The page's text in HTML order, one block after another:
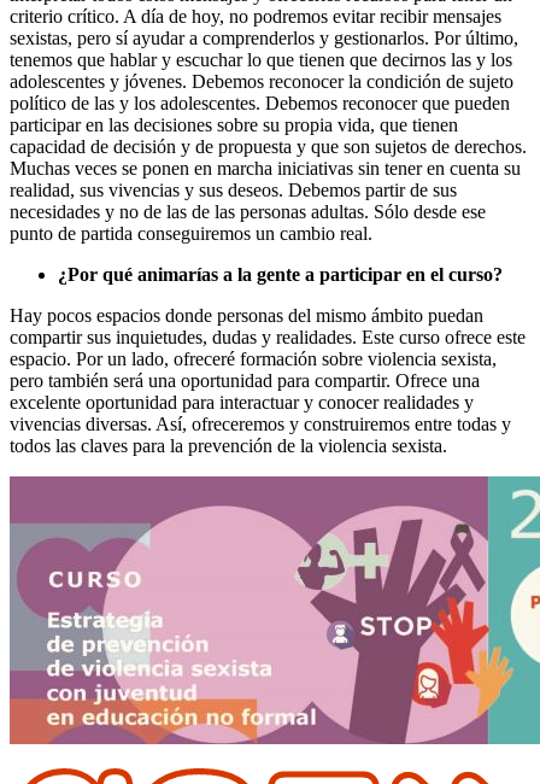
criterio crítico. A día de hoy, no podremos evitar recibir mensajes
sexistas, pero sí ayudar a comprenderlos y gestionarlos. Por último,
tenemos que hablar y escuchar lo que tienen que decirnos las y los
adolescentes y jóvenes. Debemos reconocer la condición de sujeto
político de las y los adolescentes. Debemos reconocer que pueden
participar en las decisiones sobre su propia vida, que tienen
capacidad de decisión y de propuesta y que son sujetos de derechos.
Muchas veces se ponen en marcha iniciativas sin tener en cuenta su
realidad, sus vivencias y sus deseos. Debemos partir de sus
necesidades y no de las de las personas adultas. Sólo desde ese
punto de partida conseguiremos un cambio real.
¿Por qué animarías a la gente a participar en el curso?
Hay pocos espacios donde personas del mismo ámbito puedan
compartir sus inquietudes, dudas y realidades. Este curso ofrece este
espacio. Por un lado, ofreceré formación sobre violencia sexista,
pero también será una oportunidad para compartir. Ofrece una
excelente oportunidad para interactuar y conocer realidades y
vivencias diversas. Así, ofreceremos y construiremos entre todas y
todos las claves para la prevención de la violencia sexista.